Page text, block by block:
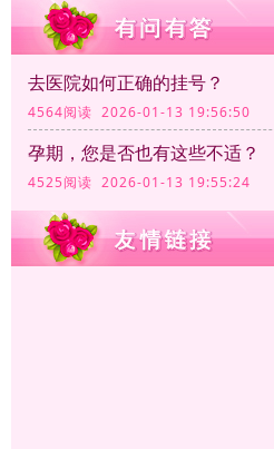
去医院如何正确的挂号？
4564阅读 2026-01-13 19:56:50
孕期，您是否也有这些不适？
4525阅读 2026-01-13 19:55:24